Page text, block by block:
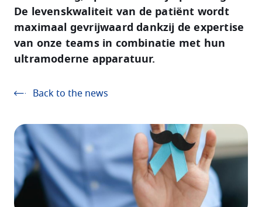
De levenskwaliteit van de patiënt wordt
maximaal gevrijwaard dankzij de expertise
van onze teams in combinatie met hun
ultramoderne apparatuur.
Back to the news